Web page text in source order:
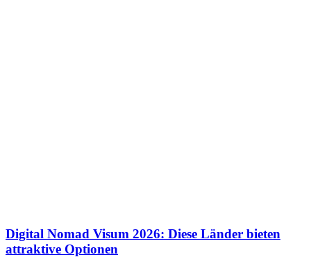
Digital Nomad Visum 2026: Diese Länder bieten
attraktive Optionen